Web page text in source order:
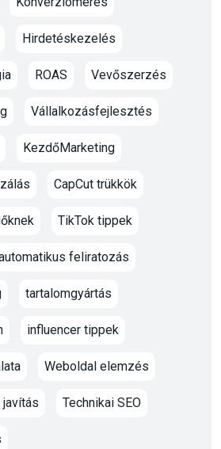
Hirdetéskezelés
ROAS Vevőszerzés
Vállalkozásfejlesztés
KezdőMarketing
CapCut trükkök
TikTok tippek
feliratozás
tartalomgyártás
influencer tippek
Weboldal elemzés
Technikai SEO